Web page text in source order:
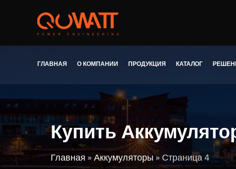
ГЛАВНАЯ О КОМПАНИИ ПРОДУКЦИЯ КАТАЛОГ
Купить
Главная»Аккумуляторы» Страница 4